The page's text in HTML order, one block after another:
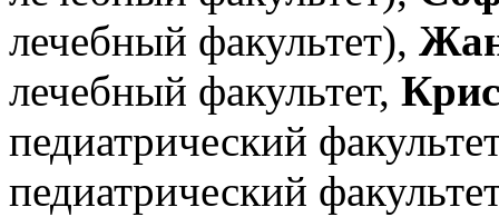
лечебный факультет),
лечебный факультет,
педиатрический
педиатрический